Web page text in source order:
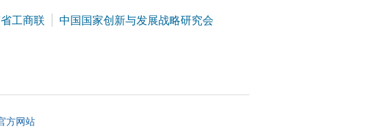
工商联
中国国家创新与发展战略研究会
方网站